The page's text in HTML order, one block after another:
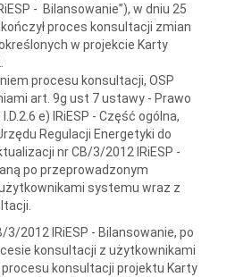
- Bilansowanie”), w dniu 25
proces konsultacji zmian
w projekcie Karty
procesu konsultacji, OSP
art. 9g ust 7 ustawy - Prawo
e) IRiESP - Część ogólna,
Regulacji Energetyki do
nr CB/3/2012 IRiESP -
po przeprowadzonym
systemu wraz z
3/2012 IRiESP - Bilansowanie, po
konsultacji z użytkownikami
konsultacji projektu Karty